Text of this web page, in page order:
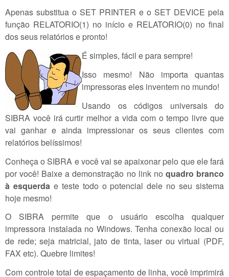
Apenas substitua o SET PRINTER e o SET DEVICE pela
função RELATORIO(1) no início e RELATORIO(0) no final
dos seus relatórios e pronto!
É simples, fácil e para sempre!
Isso mesmo! Não importa quantas
impressoras eles inventem no mundo!
Usando os códigos universais do
SIBRA você irá curtir melhor a vida com o tempo livre que
vai ganhar e ainda impressionar os seus clientes com
relatórios belíssimos!
Conheça o SIBRA e você vai se apaixonar pelo que ele fará
por você! Baixe a demonstração no link no quadro branco
à esquerda e teste todo o potencial dele no seu sistema
hoje mesmo!
O SIBRA permite que o usuário escolha qualquer
impressora instalada no Windows. Tenha conexão local ou
de rede; seja matricial, jato de tinta, laser ou virtual (PDF,
FAX etc). Quebre limites!
Com controle total de espaçamento de linha, você imprimirá